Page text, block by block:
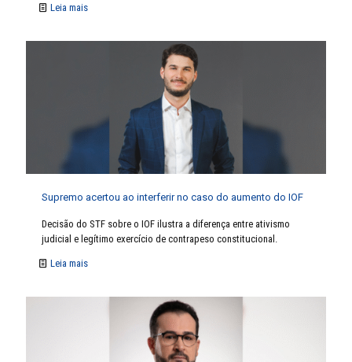
Leia mais
Supremo acertou ao interferir no caso do aumento do IOF
Decisão do STF sobre o IOF ilustra a diferença entre ativismo
judicial e legítimo exercício de contrapeso constitucional.
Leia mais